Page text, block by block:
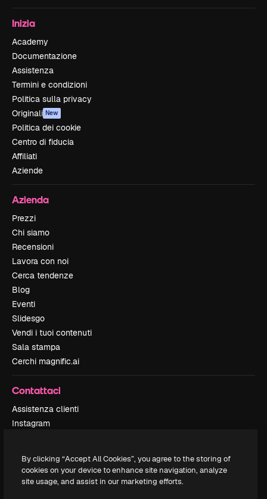
Inizia
Academy
Documentazione
Assistenza
Termini e condizioni
Politica sulla privacy
Originali New
Politica dei cookie
Centro di fiducia
Affiliati
Aziende
Azienda
Prezzi
Chi siamo
Recensioni
Lavora con noi
Cerca tendenze
Blog
Eventi
Slidesgo
Vendi i tuoi contenuti
Sala stampa
Cerchi magnific.ai
Contattaci
Assistenza clienti
Instagram
TikTok
Discord
By clicking “Accept All Cookies”, you agree to the storing of
cookies on your device to enhance site navigation, analyze
site usage, and assist in our marketing efforts.